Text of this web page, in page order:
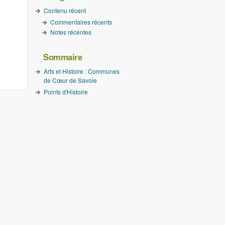
Contenu récent
Commentaires récents
Notes récentes
Sommaire
Arts et Histoire : Communes
de Cœur de Savoie
Points d'Histoire